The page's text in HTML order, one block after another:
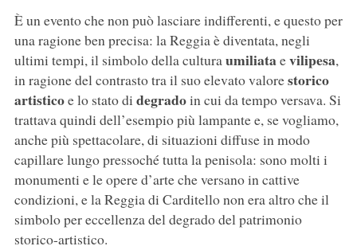
È un evento che non può lasciare indifferenti, e questo per
una ragione ben precisa: la Reggia è diventata, negli
ultimi tempi, il simbolo della culturaumiliataevilipesa,
in ragione del contrasto tra il suo elevato valorestorico
artisticoe lo stato di degradoin cui da tempo versava. Si
trattava quindi dell’esempio più lampante e, se vogliamo,
anche più spettacolare, di situazioni diffuse in modo
capillare lungo pressoché tutta la penisola: sono molti i
monumenti e le opere d’arte che versano in cattive
condizioni, e la Reggia di Carditello non era altro che il
simbolo per eccellenza del degrado del patrimonio
storico-artistico.